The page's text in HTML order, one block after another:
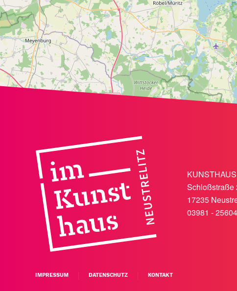
Schloßstraße
17235
03981 -
IMPRESSUM DATENSCHUTZ KONTAKT